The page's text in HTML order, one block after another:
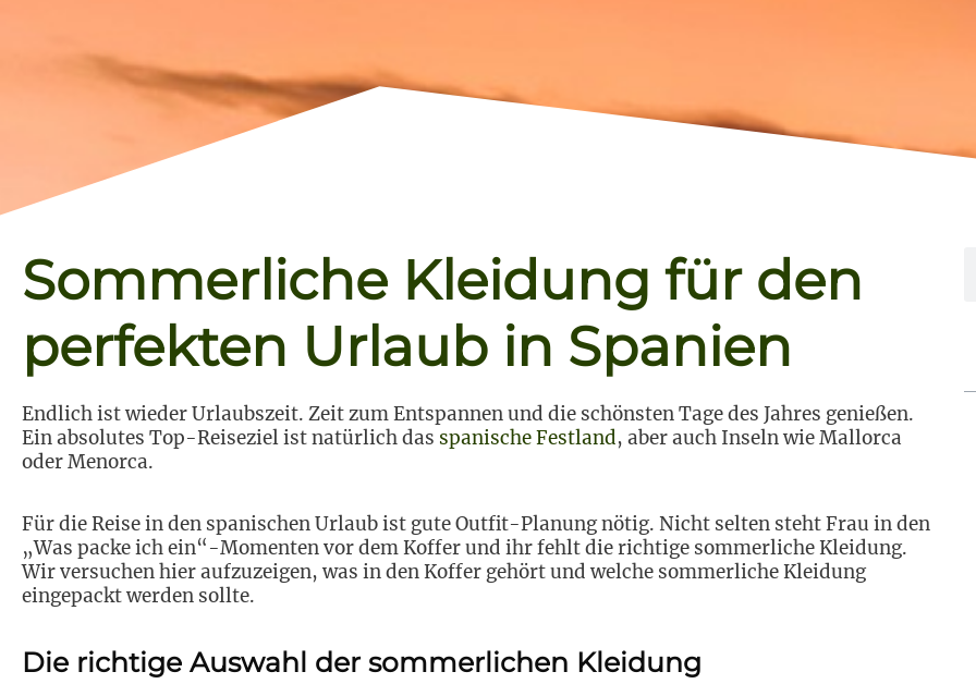
Sommerliche Kleidung für den
perfekten Urlaub in Spanien
Endlich ist wieder Urlaubszeit. Zeit zum Entspannen und die schönsten Tage des Jahres genießen.
Ein absolutes Top-Reiseziel ist natürlich das spanische Festland, aber auch Inseln wie Mallorca
oder Menorca.
Für die Reise in den spanischen Urlaub ist gute Outfit-Planung nötig. Nicht selten steht Frau in den
„Was packe ich ein“-Momenten vor dem Koffer und ihr fehlt die richtige sommerliche Kleidung.
Wir versuchen hier aufzuzeigen, was in den Koffer gehört und welche sommerliche Kleidung
eingepackt werden sollte.
Die richtige Auswahl der sommerlichen Kleidung